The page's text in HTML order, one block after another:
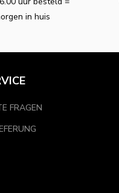
in huis
FRAGEN